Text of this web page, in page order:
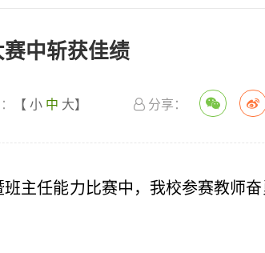
中斩获佳绩
【 小 中 大】 分享：
主任能力比赛中，我校参赛教师